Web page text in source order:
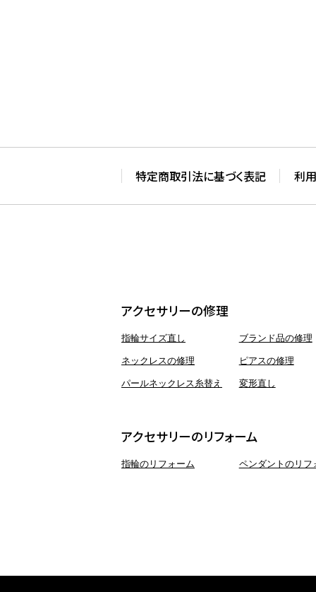
特定商取引法に基づく表記 利
アクセサリーの修理
指輪サイズ直し ブランド品の修理
ネックレスの修理 ピアスの修理
パールネックレス糸替え 変形直し
アクセサリーのリフォーム
指輪のリフォーム ペンダントのリフ